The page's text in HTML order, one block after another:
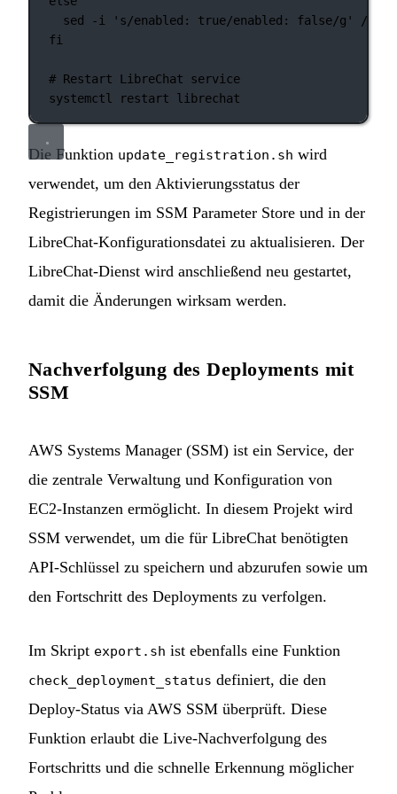
sed
-i 's/enabled: true/enabled: false/g'
/
fi
# Restart LibreChat service
systemctl
restart librechat
Die Funktion update_registration.sh wird
verwendet, um den Aktivierungsstatus der
Registrierungen im SSM Parameter Store und in der
LibreChat-Konfigurationsdatei zu aktualisieren. Der
LibreChat-Dienst wird anschließend neu gestartet,
damit die Änderungen wirksam werden.
Nachverfolgung des Deployments mit
SSM
AWS Systems Manager (SSM) ist ein Service, der
die zentrale Verwaltung und Konfiguration von
EC2-Instanzen ermöglicht. In diesem Projekt wird
SSM verwendet, um die für LibreChat benötigten
API-Schlüssel zu speichern und abzurufen sowie um
den Fortschritt des Deployments zu verfolgen.
Im Skript export.sh ist ebenfalls eine Funktion
check_deployment_status definiert, die den
Deploy-Status via AWS SSM überprüft. Diese
Funktion erlaubt die Live-Nachverfolgung des
Fortschritts und die schnelle Erkennung möglicher